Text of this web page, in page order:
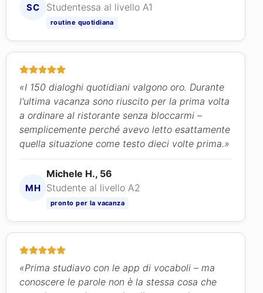
SC
Studentessa al livello A1
routine quotidiana
«I 150 dialoghi quotidiani valgono oro. Durante
l'ultima vacanza sono riuscito per la prima volta
a ordinare al ristorante senza bloccarmi –
semplicemente perché avevo letto esattamente
quella situazione come testo dieci volte prima.»
MH
Michele H., 56
Studente al livello A2
pronto per la vacanza
«Prima studiavo con le app di vocaboli – ma
conoscere le parole non è la stessa cosa che